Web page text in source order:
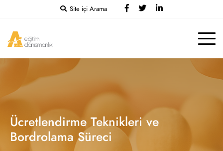
Site içi Arama
Ücretlendirme Teknikleri ve
Bordrolama Süreci